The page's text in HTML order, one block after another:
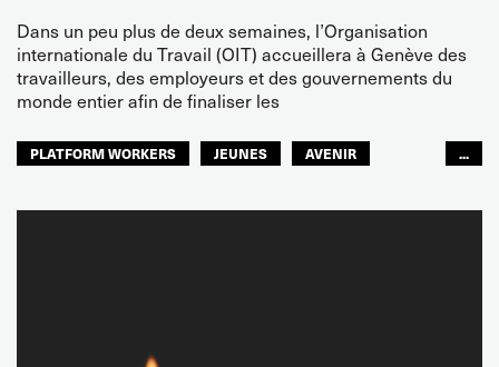
Dans un peu plus de deux semaines, l’Organisation
internationale du Travail (OIT) accueillera à Genève des
travailleurs, des employeurs et des gouvernements du
monde entier afin de finaliser les
PLATFORM WORKERS JEUNES
AVENIR
...